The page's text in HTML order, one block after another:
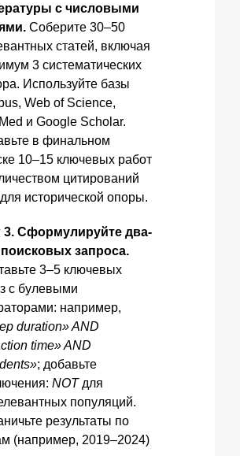
с числовыми
Соберите 30–50
статей, включая
3 систематических
Используйте базы
Web of Science,
и Google Scholar.
в финальном
10–15 ключевых работ
цитирований
исторической опоры.
3. Сформулируйте два-
запроса.
3–5 ключевых
с булевыми
например,
duration» AND
time» AND
; добавьте
NOTдля
популяций.
результаты по
(например, 2019–2024)